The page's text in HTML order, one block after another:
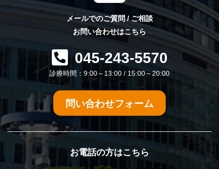
メールでのご質問 / ご相談
お問い合わせはこちら
045-243-5570
診療時間：9:00～13:00 / 15:00～20:00
問い合わせフォーム
お電話の方はこちら